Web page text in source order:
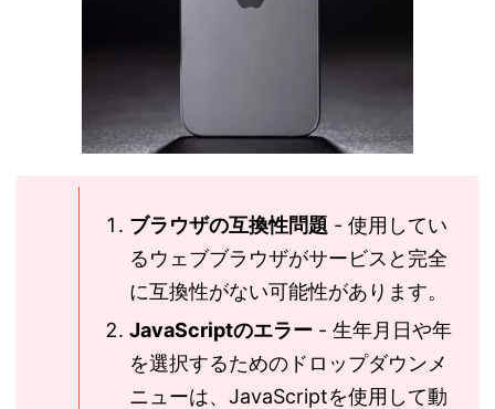
ブラウザの互換性問題 - 使用してい
るウェブブラウザがサービスと完全
に互換性がない可能性があります。
JavaScriptのエラー - 生年月日や年
を選択するためのドロップダウンメ
ニューは、JavaScriptを使用して動